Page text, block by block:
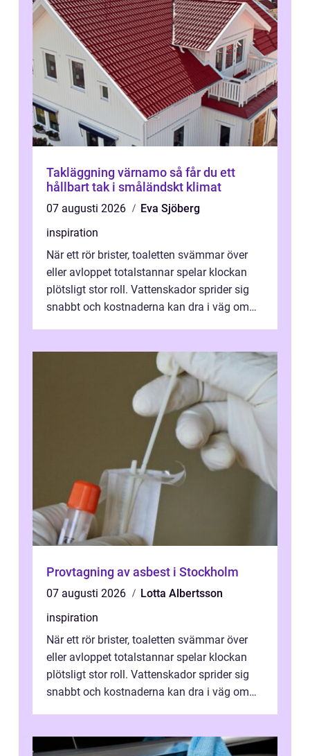
Takläggning värnamo så får du ett
hållbart tak i småländskt klimat
07 augusti 2026
Eva Sjöberg
inspiration
När ett rör brister, toaletten svämmar över
eller avloppet totalstannar spelar klockan
plötsligt stor roll. Vattenskador sprider sig
snabbt och kostnaderna kan dra i väg om
Provtagning av asbest i Stockholm
07 augusti 2026
Lotta Albertsson
inspiration
När ett rör brister, toaletten svämmar över
eller avloppet totalstannar spelar klockan
plötsligt stor roll. Vattenskador sprider sig
snabbt och kostnaderna kan dra i väg om